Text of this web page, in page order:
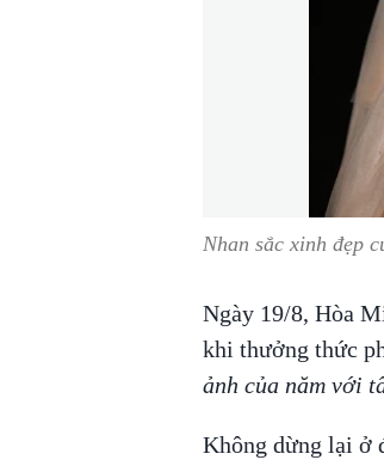
Nhan sắc xinh đẹp
Ngày 19/8, Hòa
khi thưởng thức
ảnh của năm với
Không dừng lại ở